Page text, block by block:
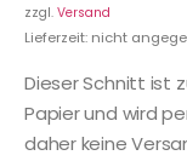
zzgl. Versand
Lieferzeit: nicht
Dieser Schnitt ist
Papier und wird
daher keine